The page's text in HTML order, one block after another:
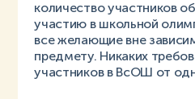
количество участников
участию в школьной
все желающие вне
предмету. Никаких
участников в ВсОШ от